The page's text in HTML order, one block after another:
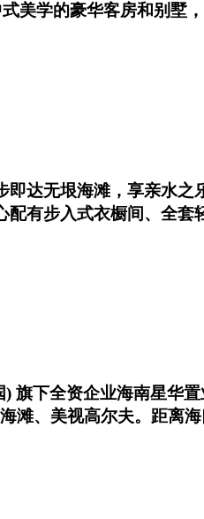
美学的豪华客房和别墅
达无垠海滩，享亲水之
有步入式衣橱间、全套
旗下全资企业海南星华置
滩、美视高尔夫。距离